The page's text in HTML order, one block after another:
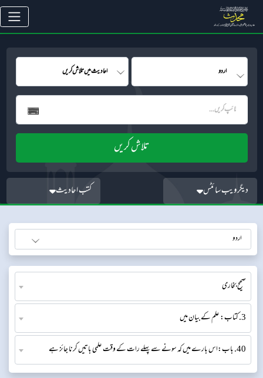
دیگر ویب سائٹس کتب احادیث
صحیح بخاری
3. کتاب: علم کے بیان میں
40. باب:اس بارے میں کہ سونے سے پہلے رات کے وقت علمی باتیں کرنا جائز ہے